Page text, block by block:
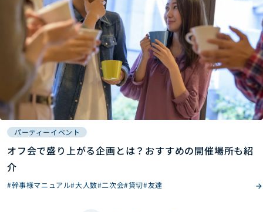
パーティーイベント
オフ会で盛り上がる企画とは？おすすめの開催場所も紹
介
#幹事様マニュアル#大人数#二次会#貸切#友達